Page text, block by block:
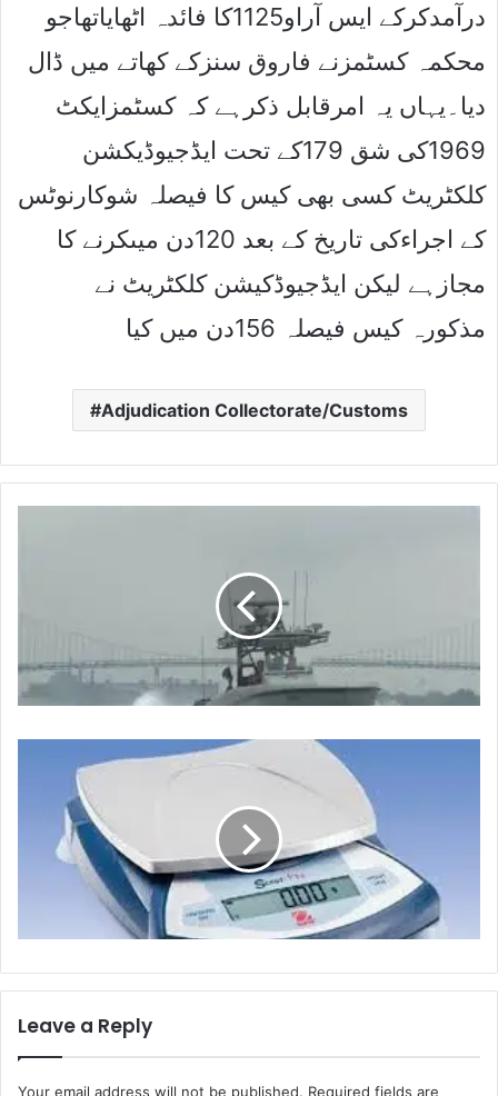
درآمدکرکے ایس آراو1125کا فائدہ اٹھایاتھاجو
محکمہ کسٹمزنے فاروق سنزکے کھاتے میں ڈال
دیا۔یہاں یہ امرقابل ذکرہے کہ کسٹمزایکٹ
1969کی شق 179کے تحت ایڈجیوڈیکشن
کلکٹریٹ کسی بھی کیس کا فیصلہ شوکارنوٹس
کے اجراءکی تاریخ کے بعد 120دن میںکرنے کا
مجازہے لیکن ایڈجیوڈکیشن کلکٹریٹ نے
مذکورہ کیس فیصلہ 156دن میں کیا
Adjudication Collectorate/Customs
Leave a Reply
Your email address will not be published. Required fields are